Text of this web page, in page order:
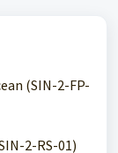
(SIN-2-FP-
2-RS-01)